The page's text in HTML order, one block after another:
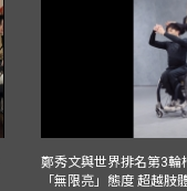
鄭秀文與世界排名第3輪
「無限亮」態度 超越肢